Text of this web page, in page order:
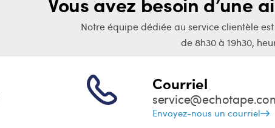
Notre équipe dédiée au service clientèle
de 8h30 à 19h30,
Courriel
Envoyez-nous un courriel